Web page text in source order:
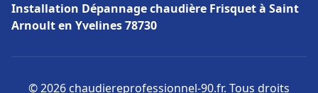
Installation Dépannage chaudière Frisquet à Saint
Arnoult en Yvelines 78730
© 2026 chaudiereprofessionnel-90.fr. Tous droits